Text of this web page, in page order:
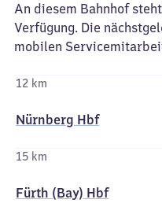
An diesem Bahnhof
Verfügung. Die
mobilen
12 km
Nürnberg Hbf
15 km
Fürth (Bay) Hbf